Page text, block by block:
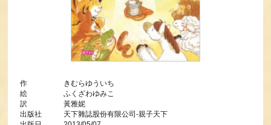
作 きむらゆういち
絵 ふくざわゆみこ
訳 黃雅妮
出版社 天下雜誌股份有限公司-親子天下